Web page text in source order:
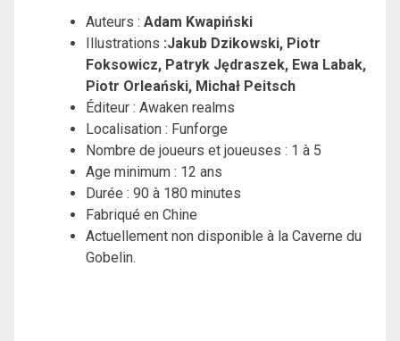
Auteurs : Adam Kwapiński
Illustrations :Jakub Dzikowski, Piotr
Foksowicz, Patryk Jędraszek, Ewa Labak,
Piotr Orleański, Michał Peitsch
Éditeur : Awaken realms
Localisation : Funforge
Nombre de joueurs et joueuses : 1 à 5
Age minimum : 12 ans
Durée : 90 à 180 minutes
Fabriqué en Chine
Actuellement non disponible à la Caverne du
Gobelin.